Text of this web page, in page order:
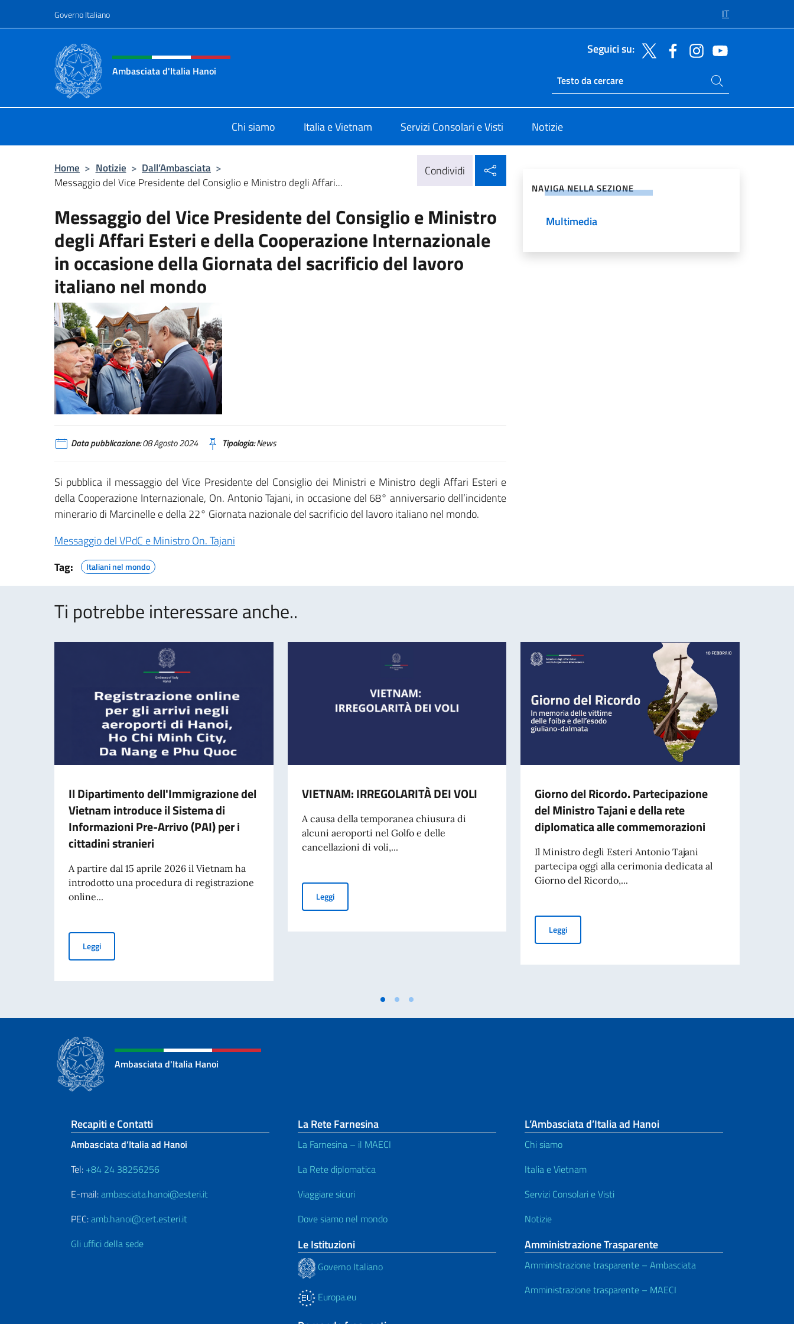
Governo Italiano IT
Intestazione sito, social e menù
Ambasciata d'Italia Hanoi
Seguici su:
Ricerca sito live
Cerca nel sito
Chi siamo Italia e Vietnam Servizi Consolari e Visti Notizie
Home > Notizie > Dall’Ambasciata >
Messaggio del Vice Presidente del Consiglio e Ministro degli Affari...
Condividi
Messaggio del Vice Presidente del Consiglio e Ministro
degli Affari Esteri e della Cooperazione Internazionale
in occasione della Giornata del sacrificio del lavoro
italiano nel mondo
Data pubblicazione:08 Agosto 2024 Tipologia:News
Si pubblica il messaggio del Vice Presidente del Consiglio dei Ministri e Ministro degli Affari Esteri e
della Cooperazione Internazionale, On. Antonio Tajani, in occasione del 68° anniversario dell’incidente
minerario di Marcinelle e della 22° Giornata nazionale del sacrificio del lavoro italiano nel mondo.
Messaggio del VPdC e Ministro On. Tajani
Tag:
Italiani nel mondo
NAVIGA NELLA SEZIONE
Multimedia
Ti potrebbe interessare anche..
Il Dipartimento dell'Immigrazione del
Vietnam introduce il Sistema di
Informazioni Pre-Arrivo (PAI) per i
cittadini stranieri
A partire dal 15 aprile 2026 il Vietnam ha
introdotto una procedura di registrazione
online...
LeggiIl Dipartimento dell'Immigrazione del Vietnam introduce il Sistema di Informazioni Pre-Arrivo (PAI) per i cittadini stranieri
VIETNAM: IRREGOLARITÀ DEI VOLI
A causa della temporanea chiusura di
alcuni aeroporti nel Golfo e delle
cancellazioni di voli,...
LeggiVIETNAM: IRREGOLARITÀ DEI VOLI
Giorno del Ricordo. Partecipazione
del Ministro Tajani e della rete
diplomatica alle commemorazioni
Il Ministro degli Esteri Antonio Tajani
partecipa oggi alla cerimonia dedicata al
Giorno del Ricordo,...
LeggiGiorno del Ricordo. Partecipazione del Ministro Tajani e della
Ambasciata d'Italia Hanoi
Sezione footer
Recapiti e Contatti
Ambasciata d’Italia ad Hanoi
Tel: +84 24 38256256
E-mail:ambasciata.hanoi@esteri.it
PEC:amb.hanoi@cert.esteri.it
Gli uffici della sede
La Rete Farnesina
La Farnesina – il MAECI
La Rete diplomatica
Viaggiare sicuri
Dove siamo nel mondo
Le Istituzioni
Governo Italiano
Europa.eu
L’Ambasciata d’Italia ad Hanoi
Chi siamo
Italia e Vietnam
Servizi Consolari e Visti
Notizie
Amministrazione Trasparente
Amministrazione trasparente – Ambasciata
Amministrazione trasparente – MAECI